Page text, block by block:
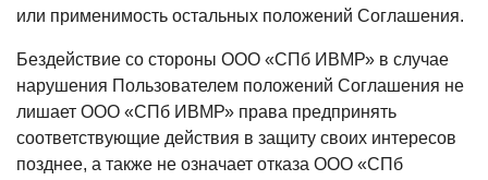
или применимость остальных положений Соглашения.
Бездействие со стороны ООО «СПб ИВМР» в случае
нарушения Пользователем положений Соглашения не
лишает ООО «СПб ИВМР» права предпринять
соответствующие действия в защиту своих интересов
позднее, а также не означает отказа ООО «СПб